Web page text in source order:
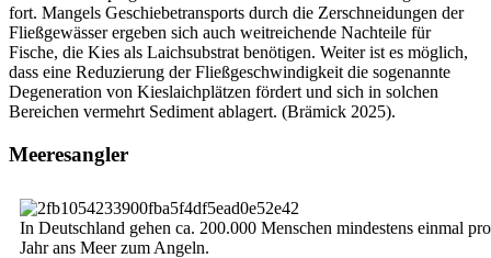
fort. Mangels Geschiebetransports durch die Zerschneidungen der
Fließgewässer ergeben sich auch weitreichende Nachteile für
Fische, die Kies als Laichsubstrat benötigen. Weiter ist es möglich,
dass eine Reduzierung der Fließgeschwindigkeit die sogenannte
Degeneration von Kieslaichplätzen fördert und sich in solchen
Bereichen vermehrt Sediment ablagert. (Brämick 2025).
Meeresangler
In Deutschland gehen ca. 200.000 Menschen mindestens einmal pro
Jahr ans Meer zum Angeln.